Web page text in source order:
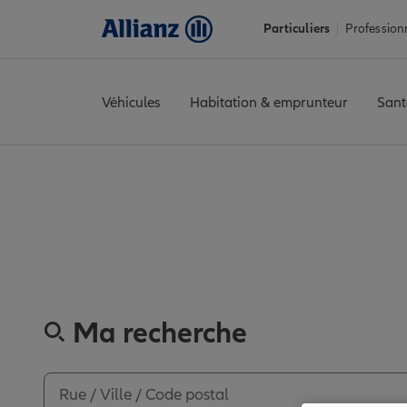
Particuliers
Véhicules Habitation & emprunteur
Ma recherche